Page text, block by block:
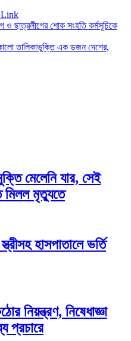
ও ছাত্রলীগের শোক সংহতি কর্মসূচিকে
কালো তালিকাভুক্তি এক ডজন দেশের,
মেলেনি যার, সেই
মিলল মৃত্যুতে
হাসপাতালে ভর্তি
নিয়ন্ত্রণ, নিষেধাজ্ঞা
প্রচারে